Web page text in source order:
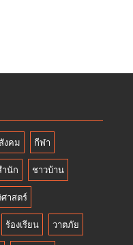
งคม กีฬา
นัก ชาวบ้าน
าสตร์
ร้องเรียน วาตภัย